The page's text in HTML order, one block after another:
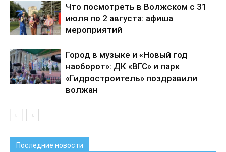
Что посмотреть в Волжском с 31
июля по 2 августа: афиша
мероприятий
Город в музыке и «Новый год
наоборот»: ДК «ВГС» и парк
«Гидростроитель» поздравили
волжан
Последние новости